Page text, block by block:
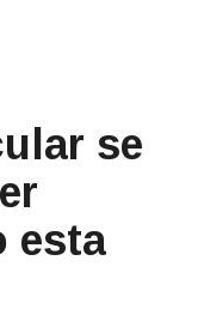
se
esta